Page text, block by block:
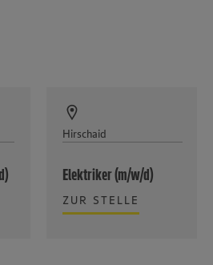
Hirschaid
Elektriker (m/w/d)
ZUR STELLE